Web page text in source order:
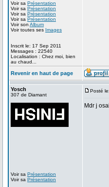
Voir sa Présentation
Voir sa Présentation
Voir sa Présentation
Voir sa Présentation
Voir son Album
Voir toutes ses Images
Inscrit le: 17 Sep 2011
Messages : 22540
Localisation : Chez moi, bien
au chaud...
Revenir en haut de page
Yosch
307 de Diamant
Voir sa Présentation
Voir sa Présentation
Posté
Mdr j